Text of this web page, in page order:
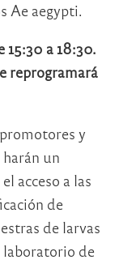
Ae aegypti.
15:30 a 18:30.
reprogramará
y
un
acceso a las
de
de larvas
laboratorio de